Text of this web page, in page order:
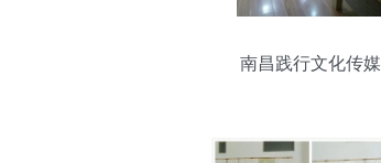
南昌践行文化传媒